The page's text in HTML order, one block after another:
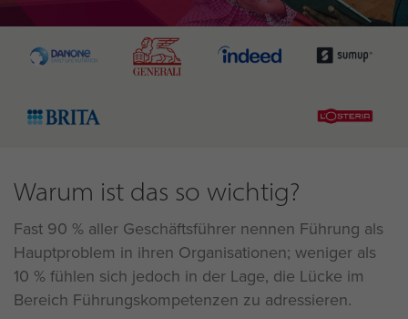
Warum ist das so wichtig?
Fast 90 % aller Geschäftsführer nennen Führung als
Hauptproblem in ihren Organisationen; weniger als
10 % fühlen sich jedoch in der Lage, die Lücke im
Bereich Führungskompetenzen zu adressieren.